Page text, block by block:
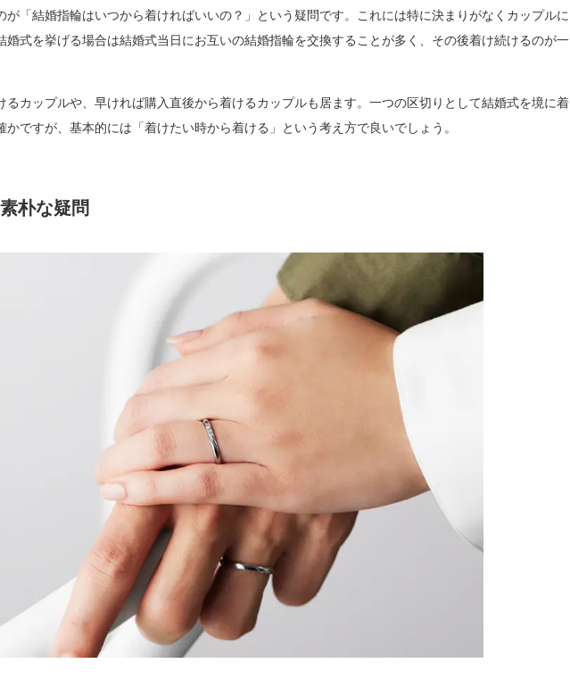
が「結婚指輪はいつから着ければいいの？」という疑問です。これには特に決まりがなくカップルに
婚式を挙げる場合は結婚式当日にお互いの結婚指輪を交換することが多く、その後着け続けるのが一
るカップルや、早ければ購入直後から着けるカップルも居ます。一つの区切りとして結婚式を境に着
かですが、基本的には「着けたい時から着ける」という考え方で良いでしょう。
朴な疑問